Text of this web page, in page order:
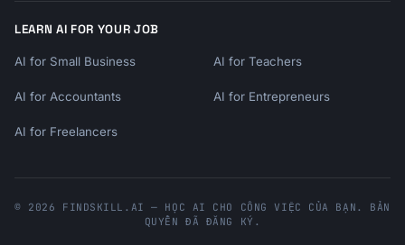
## Output Format
```
## Product Profile
- Key Activation Metric:
{{activation_metric}}
LEARN AI FOR YOUR JOB
AI for Small Business AI for Teachers
AI for Accountants AI for Entrepreneurs
AI for Freelancers
© 2026 FINDSKILL.AI — HỌC AI CHO CÔNG VIỆC CỦA BẠN. BẢN
QUYỀN ĐÃ ĐĂNG KÝ.